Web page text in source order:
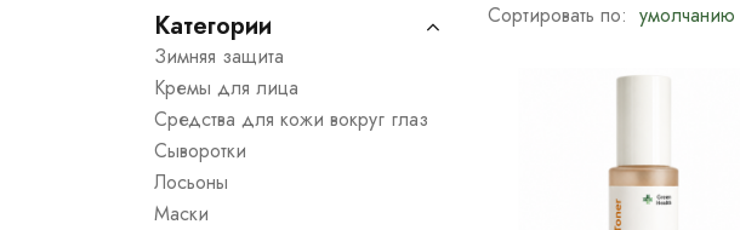
Категории
Зимняя защита
Кремы для лица
Средства для кожи вокруг глаз
Сыворотки
Лосьоны
Маски
Сортировать по: умолчанию